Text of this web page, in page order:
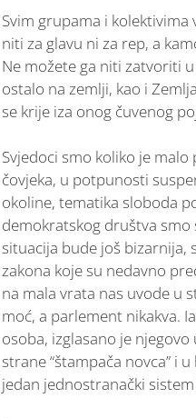
Svim grupama i
niti za glavu ni za rep, a
Ne možete ga niti zatvoriti
ostalo na zemlji, kao i
se krije iza onog čuvenog
Svjedoci smo koliko je
čovjeka, u potpunosti
okoline, tematika sloboda
demokratskog društva
situacija bude još bizarnija,
zakona koje su nedavno
na mala vrata nas uvode u
moć, a parlement nikakva.
osoba, izglasano je
strane “štampača novca” i
jedan jednostranački